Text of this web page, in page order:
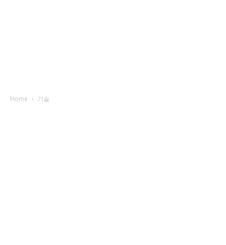
Home 기술